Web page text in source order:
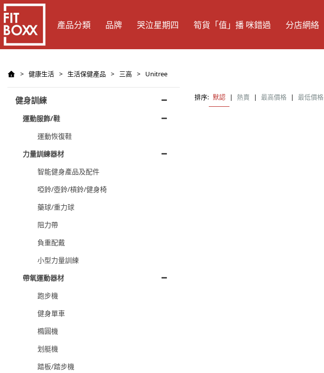
產品分類 品牌 哭泣星期四 筍貨「值」播 咪錯過 分店網絡
> 健康生活 > 生活保健產品 > 三高 > Unitree
健身訓練
運動服飾/鞋
運動恢復鞋
力量訓練器材
智能健身產品及配件
啞鈴/壺鈴/槓鈴/健身椅
藥球/重力球
阻力帶
負重配戴
小型力量訓練
帶氧運動器材
跑步機
健身單車
橢圓機
划艇機
踏板/踏步機
排序: 默認 | 熱賣 | 最高價格 | 最低價格